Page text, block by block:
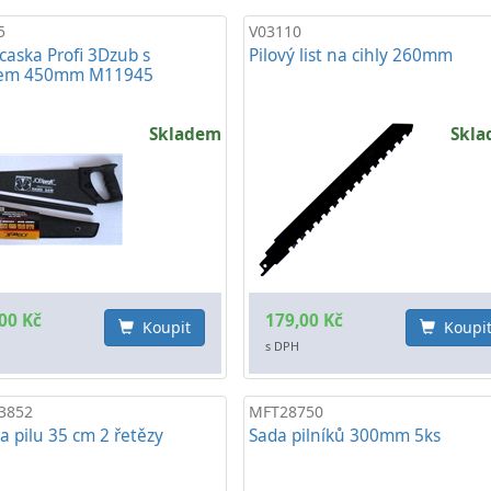
Profi 3Dzub s
450mm M11945
Skladem
Kč Koupit
V03110
Pilový list na cihly 260mm
179,00 Kč
s DPH
Koupit
pilu 35 cm 2 řetězy
MFT28750
Sada pilníků 300mm 5ks